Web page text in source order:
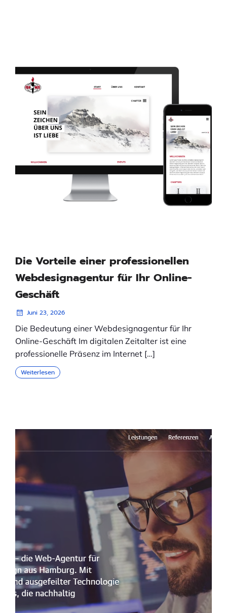
Die Vorteile einer professionellen
Webdesignagentur für Ihr Online-
Geschäft
Juni 23, 2026
Die Bedeutung einer Webdesignagentur für Ihr
Online-Geschäft Im digitalen Zeitalter ist eine
professionelle Präsenz im Internet […]
Weiterlesen